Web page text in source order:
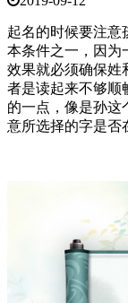
起名的时候要注意
本条件之一，因为
效果就必须确保姓
者是读起来不够顺
的一点，像是孙这
意所选择的字是否